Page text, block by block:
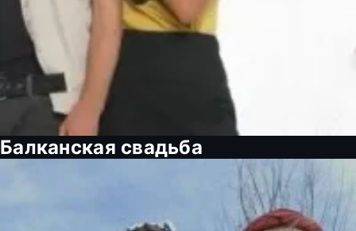
Балканская свадьба